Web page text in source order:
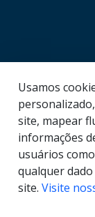
Usamos
site, mapear
informações
usuários
qualquer
site. Visite